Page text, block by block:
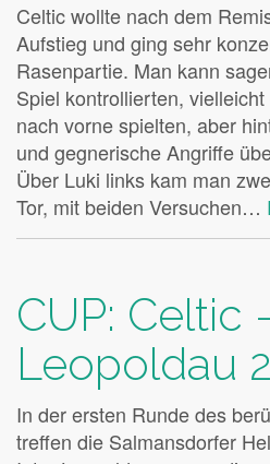
Celtic wollte nach dem
Aufstieg und ging sehr
Rasenpartie. Man kann
Spiel kontrollierten,
nach vorne spielten, aber
und gegnerische Angriffe
Über Luki links kam man
Tor, mit beiden Versuchen…
CUP: Celtic
Leopoldau
In der ersten Runde des
treffen die Salmansdorfer